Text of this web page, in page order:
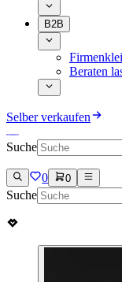
B2B
Beraten
Selber verkaufen
Suche
0 0
Suche